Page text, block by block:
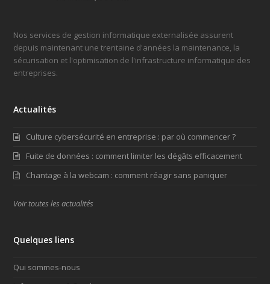
Nos services de gestion informatique externalisée assurent
depuis maintenant une trentaine d'années la maintenance, la
sécurisation et l'optimisation de l'infrastructure informatique des
entreprises.
Actualités
Culture cybersécurité en entreprise : par où commencer ?
Fuite de données : comment limiter les dégâts efficacement
Chantage à la webcam : comment réagir sans paniquer
Voir toutes les actualités
Quelques liens
Qui sommes-nous